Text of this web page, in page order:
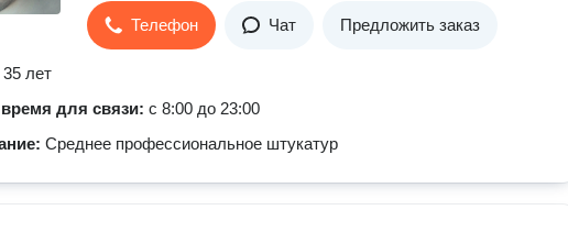
Телефон Чат Предложить заказ
35 лет
для связи: с 8:00 до 23:00
Среднее профессиональное штукатур